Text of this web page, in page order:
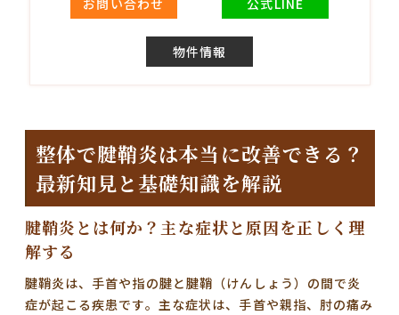
物件情報
整体で腱鞘炎は本当に改善できる？
最新知見と基礎知識を解説
腱鞘炎とは何か？主な症状と原因を正しく理
解する
腱鞘炎は、手首や指の腱と腱鞘（けんしょう）の間で炎
症が起こる疾患です。主な症状は、手首や親指、肘の痛み